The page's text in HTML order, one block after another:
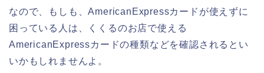
なので、もしも、AmericanExpressカードが使えずに
困っている人は、くくるのお店で使える
AmericanExpressカードの種類などを確認されるとい
いかもしれませんよ。